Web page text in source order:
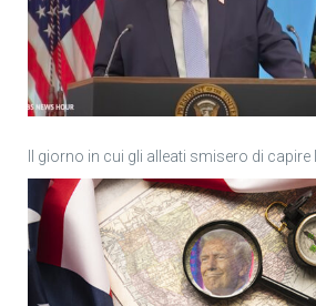
Il giorno in cui gli alleati smisero di capire